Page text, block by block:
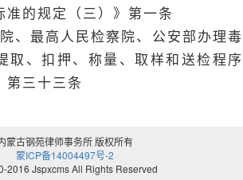
准的规定（三）》第一条
、最高人民检察院、公安部办理毒
取、扣押、称量、取样和送检程序
第三十三条
蒙古钢苑律师事务所 版权所有
蒙ICP备14004497号-2
2016 Jspxcms All Rights Reserved